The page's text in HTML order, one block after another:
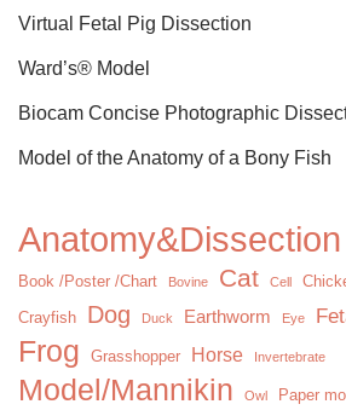
Virtual Fetal Pig Dissection
Ward’s® Model
Biocam Concise Photographic
Model of the Anatomy of a Bony Fish
Anatomy&Dissection
Book /Poster /Chart Bovine Cat Cell
Crayfish Dog Duck Earthworm Eye
Frog Grasshopper Horse Invertebrate
Model/Mannikin Owl Paper